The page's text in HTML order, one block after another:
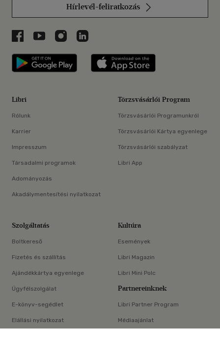
×
Hírlevél-feliratkozás
Libri a Facebookon
Libri a Youtube-on
Libri az Instagramon
Libri a LinkedInen
Libri applikáció Szerezd meg: Google
Libri
Rólunk
Karrier
Impresszum
Társadalmi programok
Adományozás
Akadálymentesítési nyilatkozat
Törzsvásárlói Program
Törzsvásárlói Programunkról
Törzsvásárlói Kártya egyenlege
Törzsvásárlói szabályzat
Libri App
Szolgáltatás
Boltkereső
Fizetés és szállítás
Ajándékkártya egyenlege
Ügyfélszolgálat
E-könyv-segédlet
Elállási nyilatkozat
Kultúra
Események
Libri Magazin
Libri Mini Polc
Partnereinknek
Libri Partner Program
Médiaajánlat